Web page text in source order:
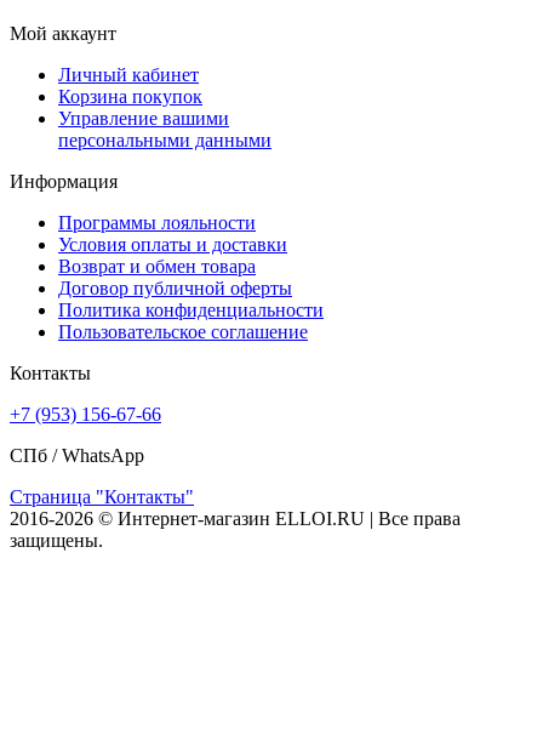
Мой аккаунт
Личный кабинет
Корзина покупок
Управление вашими
персональными данными
Информация
Программы лояльности
Условия оплаты и доставки
Возврат и обмен товара
Договор публичной оферты
Политика конфиденциальности
Пользовательское соглашение
Контакты
+7 (953) 156-67-66
СПб /WhatsApp
Страница "Контакты"
2016-2026 © Интернет-магазин ELLOI.RU | Все права
защищены.